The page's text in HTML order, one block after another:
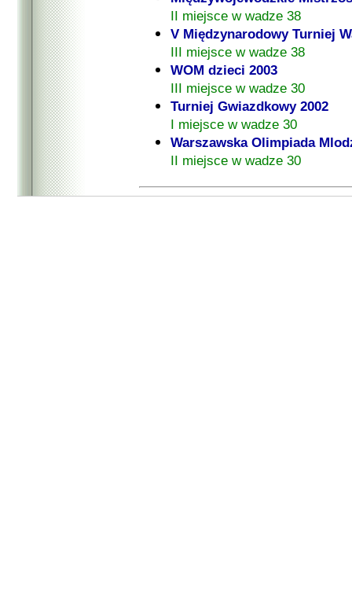
II miejsce w wadze 38
V Międzynarodowy Turniej
III miejsce w wadze 38
WOM dzieci 2003
III miejsce w wadze 30
Turniej Gwiazdkowy 2002
I miejsce w wadze 30
Warszawska Olimpiada
II miejsce w wadze 30